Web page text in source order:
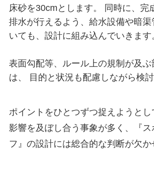
床砂を30cmとします。 同時に、完
排水が行えるよう、給水設備や暗渠
いても、設計に組み込んでいきます
表面勾配等、ルール上の規制が及ぶ
は、 目的と状況も配慮しながら検討
ポイントをひとつずつ捉えようとし
影響を及ぼし合う事象が多く、『ス
フ』の設計には総合的な判断が欠か